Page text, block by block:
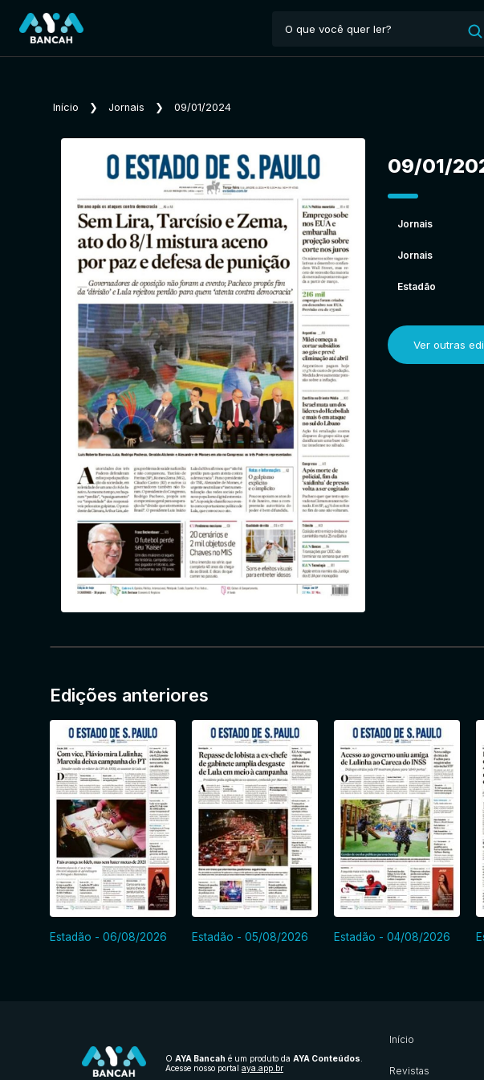
Início ❯ Jornais ❯ 09/01/2024
09/01/
Jornais
Jornais
Estadão
Ver outras
Edições anteriores
Estadão - 06/08/2026 Estadão - 05/08/2026 Estadão - 04/08/2026
O AYA Bancah é um produto da AYA Conteúdos
Acesse nosso portal aya.app.br
Início
Revistas